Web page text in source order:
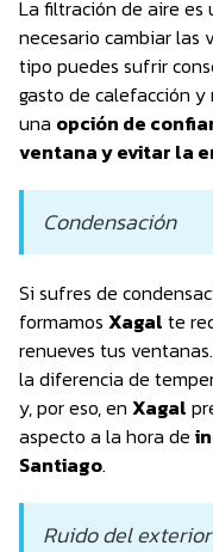
La filtración de aire es
necesario cambiar las
tipo puedes sufrir
gasto de calefacción y
una opción de
ventana y evitar la
Condensación
Si sufres de
formamos Xagal te
renueves tus
la diferencia de
y, por eso, en Xagal
aspecto a la hora de
Santiago.
Ruido del exterior